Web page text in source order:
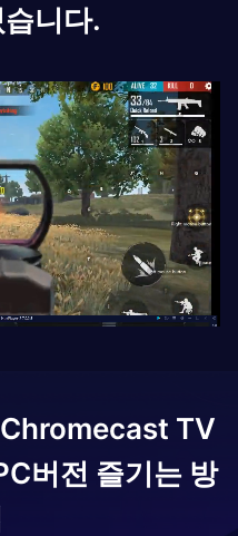
니다.
Chromecast TV
버전 즐기는 방